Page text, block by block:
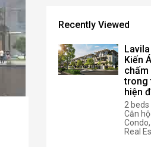
Recently Viewed
Kiến
chấm
trong
hiện
2 beds
Căn
Real